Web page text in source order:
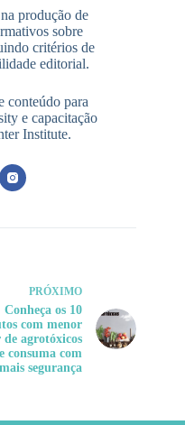
produção de
sobre
critérios de
editorial.
conteúdo para
e capacitação
Institute.
PRÓXIMO
Conheça os 10
com menor
de agrotóxicos
e consuma com
mais segurança